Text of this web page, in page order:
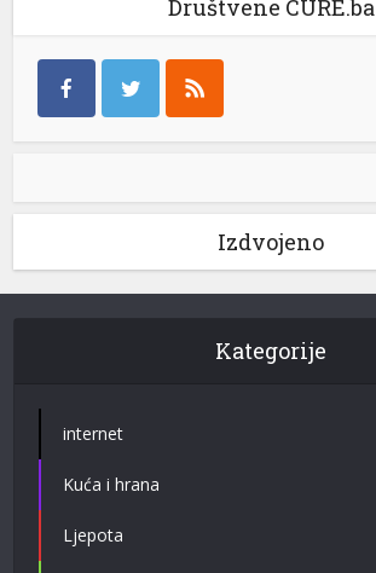
Društvene CURE.ba
Izdvojeno
Kategorije
internet
Kuća i hrana
Ljepota